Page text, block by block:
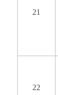
21
22